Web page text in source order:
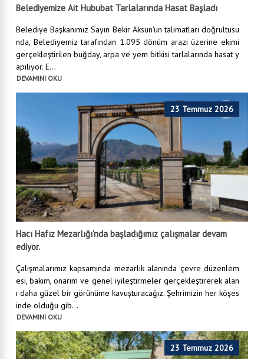
Belediyemize Ait Hububat Tarlalarında Hasat Başladı
Belediye Başkanımız Sayın Bekir Aksun’un talimatları doğrultusu
nda, Belediyemiz tarafından 1.095 dönüm arazi üzerine ekimi
gerçekleştirilen buğday, arpa ve yem bitkisi tarlalarında hasat y
apılıyor. E...
DEVAMINI OKU
23 Temmuz 2026
Hacı Hafız Mezarlığı’nda başladığımız çalışmalar devam
ediyor.
Çalışmalarımız kapsamında mezarlık alanında çevre düzenlem
esi, bakım, onarım ve genel iyileştirmeler gerçekleştirerek alan
ı daha güzel bir görünüme kavuşturacağız. Şehrimizin her köşes
inde olduğu gib...
DEVAMINI OKU
23 Temmuz 2026